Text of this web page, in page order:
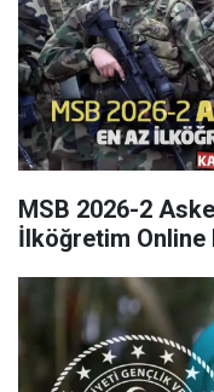
MSB 2026-2
İlköğretim Online